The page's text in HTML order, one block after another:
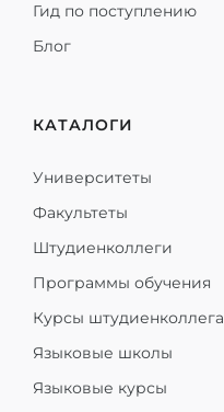
Гид по поступлению
Блог
КАТАЛОГИ
Университеты
Факультеты
Штудиенколлеги
Программы обучения
Курсы штудиенколлега
Языковые школы
Языковые курсы